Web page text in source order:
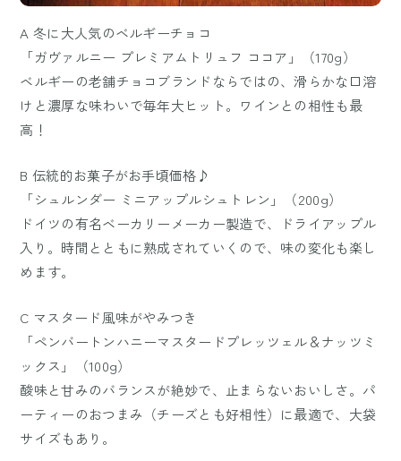
A 冬に大人気のベルギーチョコ
「ガヴァルニー プレミアムトリュフ ココア」（170g）
ベルギーの老舗チョコブランドならではの、滑らかな口溶
けと濃厚な味わいで毎年大ヒット。ワインとの相性も最
高！
B 伝統的お菓子がお手頃価格♪
「シュルンダー ミニアップルシュトレン」（200g）
ドイツの有名ベーカリーメーカー製造で、ドライアップル
入り。時間とともに熟成されていくので、味の変化も楽し
めます。
C マスタード風味がやみつき
「ペンバートンハニーマスタードプレッツェル＆ナッツミ
ックス」（100g）
酸味と甘みのバランスが絶妙で、止まらないおいしさ。パ
ーティーのおつまみ（チーズとも好相性）に最適で、大袋
サイズもあり。